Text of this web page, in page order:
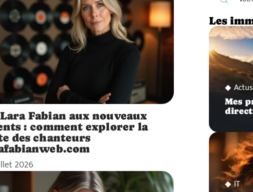
Fabian aux nouveaux
: comment explorer la
des chanteurs
2026
Les
Actus
Mes
IT